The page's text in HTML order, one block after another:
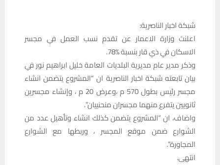
شبكة اخبار الناصرية:
اعلنت وزارة الاعمار عن تقدم نسب العمل في مجسر
الاسكان في ذي قار بنسبة 78‎%‎.
وذكر مدير عام مديرية البلديات العامة خليل ابراهيم نور في
بيان تابعته شبكة اخبار الناصرية ان “المشروع يتضمن انشاء
مجسر رئيس بطول 570 م ،وعرض 20 م ، وإنشاء مجسرين
ثانويين يتفرع منهما مجسران منحنييان”.
واضاف، ان “المشروع يتضمن كذلك انشاء وتأهيل عدد من
الشوارع ضمن موقع المجسر ، وربطها مع الشوارع
المجاورة”.
انتهى.